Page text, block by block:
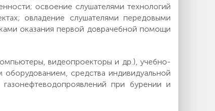
освоение слушателями технологий
овладение слушателями передовыми
оказания первой доврачебной помощи
видеопроекторы и др.), учебно-
средства индивидуальной
при бурении и